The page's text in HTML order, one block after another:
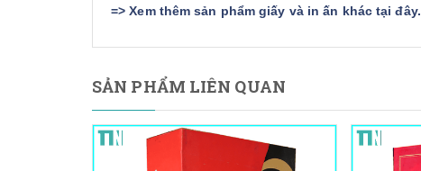
=>Xem thêm sản phẩm giấy và in ấn khác tại đây.
SẢN PHẨM LIÊN QUAN